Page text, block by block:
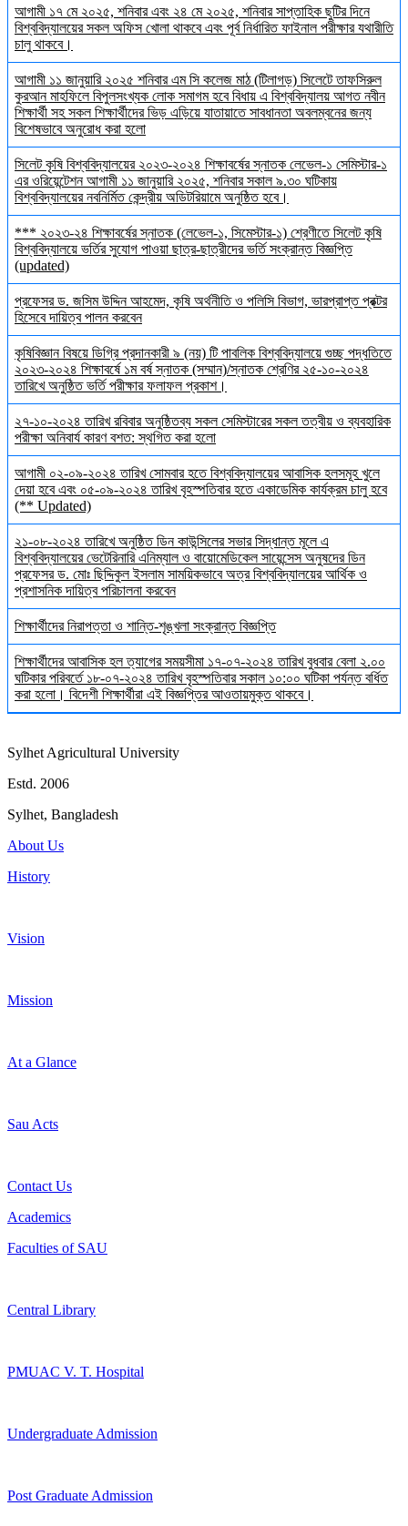
আগামী ১৭ মে ২০২৫, শনিবার এবং ২৪ মে ২০২৫, শনিবার সাপ্তাহিক ছুটির দিনে
বিশ্ববিদ্যালয়ের সকল অফিস খোলা থাকবে এবং পূর্ব নির্ধারিত ফাইনাল পরীক্ষার যথারীতি
চালু থাকবে।
আগামী ১১ জানুয়ারি ২০২৫ শনিবার এম সি কলেজ মাঠ (টিলাগড়) সিলেটে তাফসিরুল
কুরআন মাহফিলে বিপুলসংখ্যক লোক সমাগম হবে বিধায় এ বিশ্ববিদ্যালয় আগত নবীন
শিক্ষার্থী সহ সকল শিক্ষার্থীদের ভিড় এড়িয়ে যাতায়াতে সাবধানতা অবলম্বনের জন্য
বিশেষভাবে অনুরোধ করা হলো
সিলেট কৃষি বিশ্ববিদ্যালয়ের ২০২৩-২০২৪ শিক্ষাবর্ষের স্নাতক লেভেল-১ সেমিস্টার-১
এর ওরিয়েন্টেশন আগামী ১১ জানুয়ারি ২০২৫, শনিবার সকাল ৯.৩০ ঘটিকায়
বিশ্ববিদ্যালয়ের নবনির্মিত কেন্দ্রীয় অডিটরিয়ামে অনুষ্ঠিত হবে।
*** ২০২৩-২৪ শিক্ষাবর্ষের স্নাতক (লেভেল-১, সিমেস্টার-১) শ্রেণীতে সিলেট কৃষি
বিশ্ববিদ্যালয়ে ভর্তির সুযোগ পাওয়া ছাত্র-ছাত্রীদের ভর্তি সংক্রান্ত বিজ্ঞপ্তি
(updated)
প্রফেসর ড. জসিম উদ্দিন আহমেদ, কৃষি অর্থনীতি ও পলিসি বিভাগ, ভারপ্রাপ্ত প্রক্টর
হিসেবে দায়িত্ব পালন করবেন
কৃষিবিজ্ঞান বিষয়ে ডিগ্রি প্রদানকারী ৯ (নয়) টি পাবলিক বিশ্ববিদ্যালয়ে গুচ্ছ পদ্ধতিতে
২০২৩-২০২৪ শিক্ষাবর্ষে ১ম বর্ষ স্নাতক (সম্মান)/স্নাতক শ্রেণির ২৫-১০-২০২৪
তারিখে অনুষ্ঠিত ভর্তি পরীক্ষার ফলাফল প্রকাশ।
২৭-১০-২০২৪ তারিখ রবিবার অনুষ্ঠিতব্য সকল সেমিস্টারের সকল তত্বীয় ও ব্যবহারিক
পরীক্ষা অনিবার্য কারণ বশত: স্থগিত করা হলো
আগামী ০২-০৯-২০২৪ তারিখ সোমবার হতে বিশ্ববিদ্যালয়ের আবাসিক হলসমূহ খুলে
দেয়া হবে এবং ০৫-০৯-২০২৪ তারিখ বৃহস্পতিবার হতে একাডেমিক কার্যক্রম চালু হবে
(** Updated)
২১-০৮-২০২৪ তারিখে অনুষ্ঠিত ডিন কাউন্সিলের সভার সিদ্ধান্ত মূলে এ
বিশ্ববিদ্যালয়ের ভেটেরিনারি এনিম্যাল ও বায়োমেডিকেল সায়েন্সেস অনুষদের ডিন
প্রফেসর ড. মোঃ ছিদ্দিকুল ইসলাম সাময়িকভাবে অত্র বিশ্ববিদ্যালয়ের আর্থিক ও
প্রশাসনিক দায়িত্ব পরিচালনা করবেন
শিক্ষার্থীদের নিরাপত্তা ও শান্তি-শৃঙ্খলা সংক্রান্ত বিজ্ঞপ্তি
শিক্ষার্থীদের আবাসিক হল ত্যাগের সময়সীমা ১৭-০৭-২০২৪ তারিখ বুধবার বেলা ২.০০
ঘটিকার পরিবর্তে ১৮-০৭-২০২৪ তারিখ বৃহস্পতিবার সকাল ১০:০০ ঘটিকা পর্যন্ত বর্ধিত
করা হলো। বিদেশী শিক্ষার্থীরা এই বিজ্ঞপ্তির আওতায়মুক্ত থাকবে।
Sylhet Agricultural University
Estd. 2006
Sylhet, Bangladesh
About Us
History
Vision
Mission
At a Glance
Sau Acts
Contact Us
Academics
Faculties of SAU
Central Library
PMUAC V. T. Hospital
Undergraduate Admission
Post Graduate Admission